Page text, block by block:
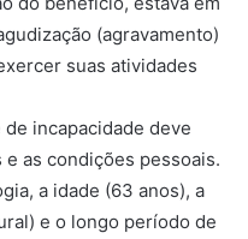
(agravamento)
suas atividades
incapacidade deve
as condições pessoais.
a idade (63 anos), a
e o longo período de